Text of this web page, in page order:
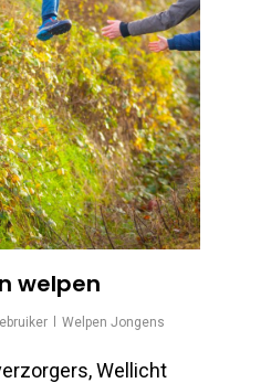
welpen
Welpen Jongens
Wellicht